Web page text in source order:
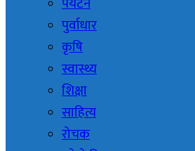
पुर्वाधार
कृषि
स्वास्थ्य
शिक्षा
साहित्य
रोचक